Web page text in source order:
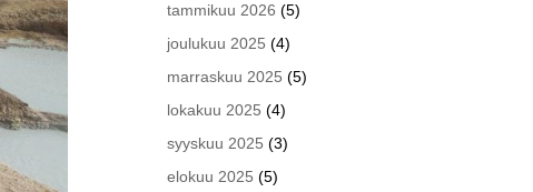
tammikuu 2026 (5)
joulukuu 2025 (4)
marraskuu 2025 (5)
lokakuu 2025 (4)
syyskuu 2025 (3)
elokuu 2025 (5)